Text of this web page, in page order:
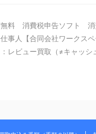
料 消費税申告ソフト 消
事人【合同会社ワークス
レビュー買取（≠キャッシ